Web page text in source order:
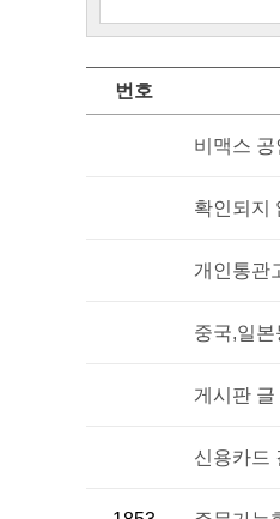
번호
비맥스
확인되지
개인통관
중국,일
게시판 글
신용카드